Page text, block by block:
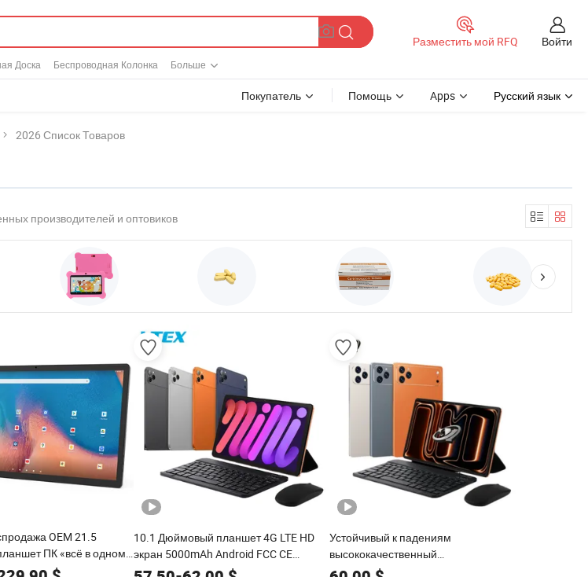
Доска Беспроводная Колонка Больше
Разместить мой RFQ Войти
Покупатель Помощь Apps Русский язык
2026 Список Товаров
производителей и оптовиков
OEM 21.5
ПК «всё в одном»
крепления
10.1 Дюймовый планшет 4G LTE HD
экран 5000mAh Android FCC CE
планшетный ПК с клавиатурным
Устойчивый к падениям
высококачественный
индивидуальный планшет на базе